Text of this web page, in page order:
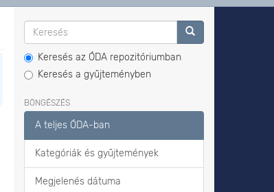
Keresés az ÓDA repozitóriumban
Keresés a gyűjteményben
BÖNGÉSZÉS
A teljes ÓDA-ban
Kategóriák és gyűjtemények
Megjelenés dátuma